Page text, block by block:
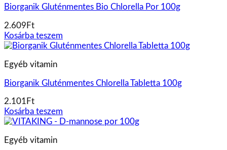
Biorganik Gluténmentes Bio Chlorella Por 100g
2.609 Ft
Kosárba teszem
Egyéb vitamin
Biorganik Gluténmentes Chlorella Tabletta 100g
2.101 Ft
Kosárba teszem
Egyéb vitamin